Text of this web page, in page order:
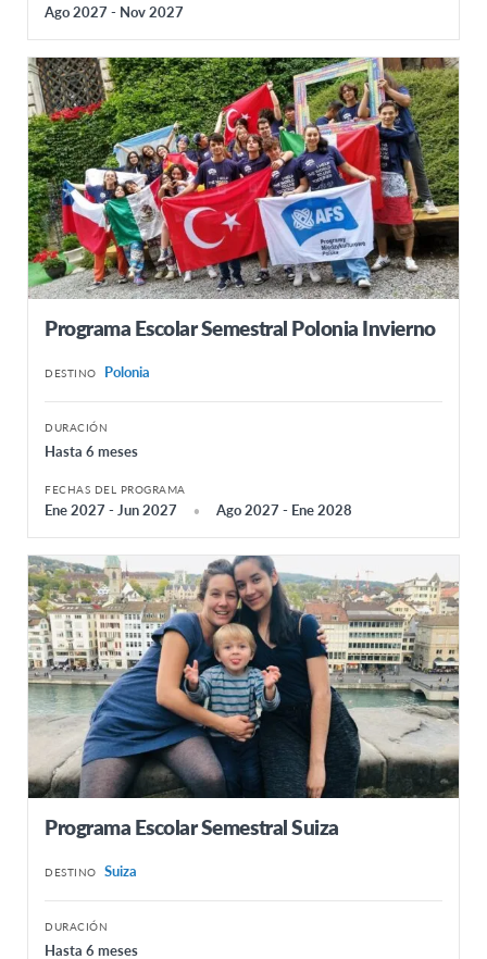
Ago 2027 - Nov 2027
Programa Escolar Semestral Polonia Invierno
DESTINO Polonia
DURACIÓN
Hasta 6 meses
FECHAS DEL PROGRAMA
Ene 2027 - Jun 2027 Ago 2027 - Ene 2028
Programa Escolar Semestral Suiza
DESTINO Suiza
DURACIÓN
Hasta 6 meses